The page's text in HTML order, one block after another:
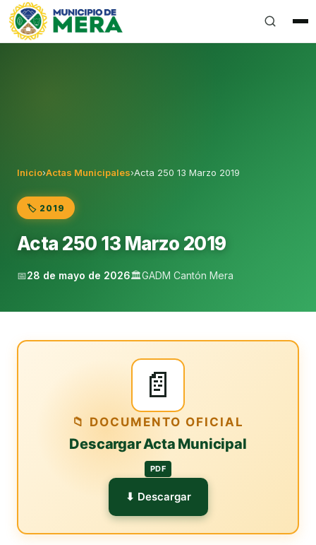
Gobierno Autónomo Descentralizado Municipal del
Inicio›Actas Municipales›Acta 250 13 Marzo 2019
🏷️ 2019
Acta 250 13 Marzo 2019
📅28 de mayo de 2026🏛️GADM Cantón Mera
📄
📁 DOCUMENTO OFICIAL
Descargar Acta Municipal
PDF
⬇ Descargar